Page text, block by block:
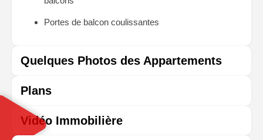
Portes de balcon coulissantes
Quelques Photos des Appartements
Plans
Vidéo Immobilière